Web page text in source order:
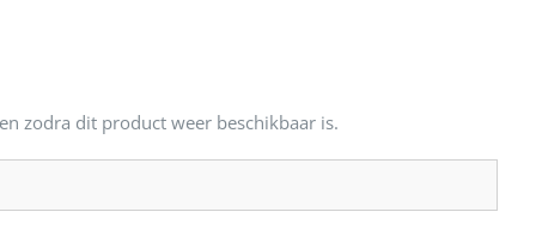
zodra dit product weer beschikbaar is.